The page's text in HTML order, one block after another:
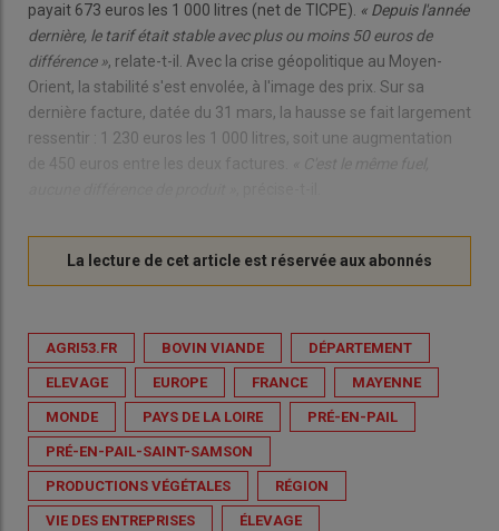
payait 673 euros les 1 000 litres (net de TICPE). « Depuis l'année
dernière, le tarif était stable avec plus ou moins 50 euros de
différence », relate-t-il. Avec la crise géopolitique au Moyen-
Orient, la stabilité s'est envolée, à l'image des prix. Sur sa
dernière facture, datée du 31 mars, la hausse se fait largement
ressentir : 1 230 euros les 1 000 litres, soit une augmentation
de 450 euros entre les deux factures.
AGRI53.FR BOVIN VIANDE DÉPARTEMENT
ELEVAGE EUROPE FRANCE MAYENNE
MONDE PAYS DE LA LOIRE PRÉ-EN-PAIL
PRÉ-EN-PAIL-SAINT-SAMSON
PRODUCTIONS VÉGÉTALES RÉGION
VIE DES ENTREPRISES ÉLEVAGE